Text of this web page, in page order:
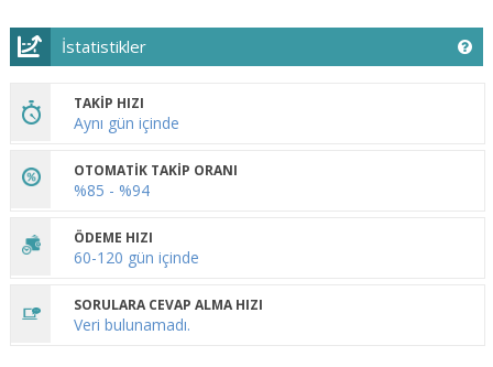
İstatistikler
TAKİP HIZI
Aynı gün içinde
OTOMATİK TAKİP ORANI
%85 - %94
ÖDEME HIZI
60-120 gün içinde
SORULARA CEVAP ALMA HIZI
Veri bulunamadı.